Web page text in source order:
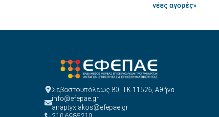
νέες αγορές»
Σεβαστουπόλεως 80, ΤΚ 11526, Αθήνα
info@efepae.gr
anaptyxiakos@efepae.gr